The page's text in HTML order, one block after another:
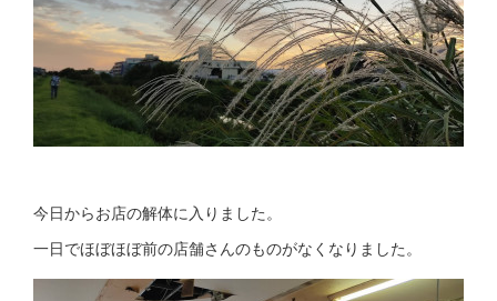
今日からお店の解体に入りました。
一日でほぼほぼ前の店舗さんのものがなくなりました。